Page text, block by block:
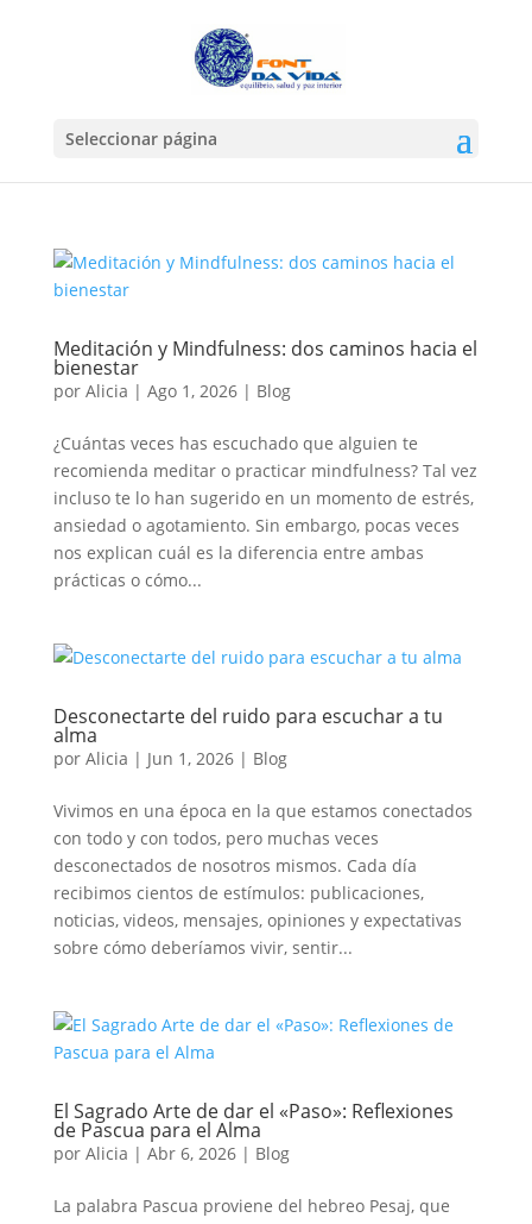
Seleccionar página
Meditación y Mindfulness: dos caminos hacia el
bienestar
por Alicia | Ago 1, 2026| Blog
¿Cuántas veces has escuchado que alguien te
recomienda meditar o practicar mindfulness? Tal vez
incluso te lo han sugerido en un momento de estrés,
ansiedad o agotamiento. Sin embargo, pocas veces
nos explican cuál es la diferencia entre ambas
prácticas o cómo...
Desconectarte del ruido para escuchar a tu
alma
por Alicia | Jun 1, 2026| Blog
Vivimos en una época en la que estamos conectados
con todo y con todos, pero muchas veces
desconectados de nosotros mismos. Cada día
recibimos cientos de estímulos: publicaciones,
noticias, videos, mensajes, opiniones y expectativas
sobre cómo deberíamos vivir, sentir...
El Sagrado Arte de dar el «Paso»: Reflexiones
de Pascua para el Alma
por Alicia | Abr 6, 2026| Blog
La palabra Pascua proviene del hebreo Pesaj, que